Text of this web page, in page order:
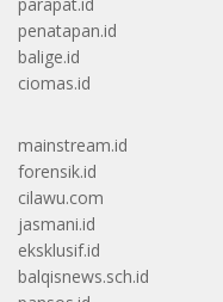
penatapan.id
balige.id
ciomas.id
mainstream.id
forensik.id
cilawu.com
jasmani.id
eksklusif.id
balqisnews.sch.id